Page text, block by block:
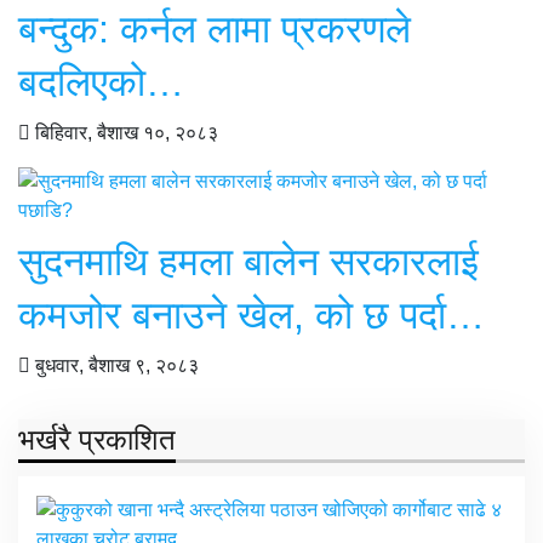
बन्दुक: कर्नल लामा प्रकरणले
बदलिएको…
बिहिवार, बैशाख १०, २०८३
सुदनमाथि हमला बालेन सरकारलाई
कमजोर बनाउने खेल, को छ पर्दा…
बुधवार, बैशाख ९, २०८३
भर्खरै प्रकाशित